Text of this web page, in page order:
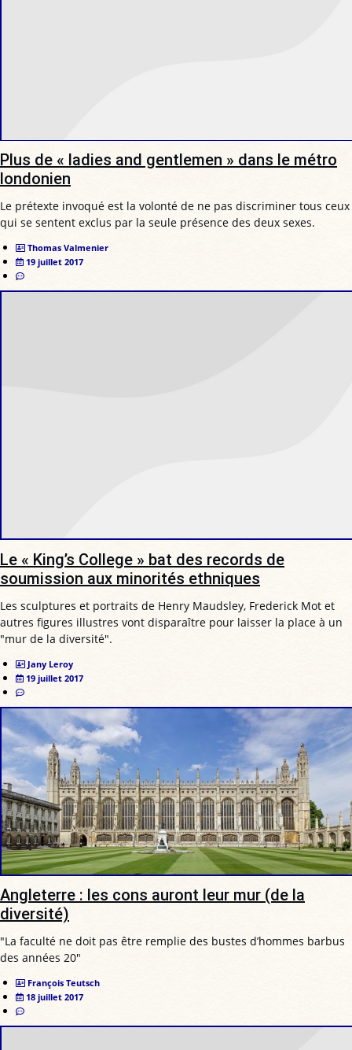
Plus de « ladies and gentlemen » dans le métro
londonien
Le prétexte invoqué est la volonté de ne pas discriminer tous ceux
qui se sentent exclus par la seule présence des deux sexes.
Thomas Valmenier
19 juillet 2017
Le « King’s College » bat des records de
soumission aux minorités ethniques
Les sculptures et portraits de Henry Maudsley, Frederick Mot et
autres figures illustres vont disparaître pour laisser la place à un
"mur de la diversité".
Jany Leroy
19 juillet 2017
Angleterre : les cons auront leur mur (de la
diversité)
"La faculté ne doit pas être remplie des bustes d’hommes barbus
des années 20"
François Teutsch
18 juillet 2017